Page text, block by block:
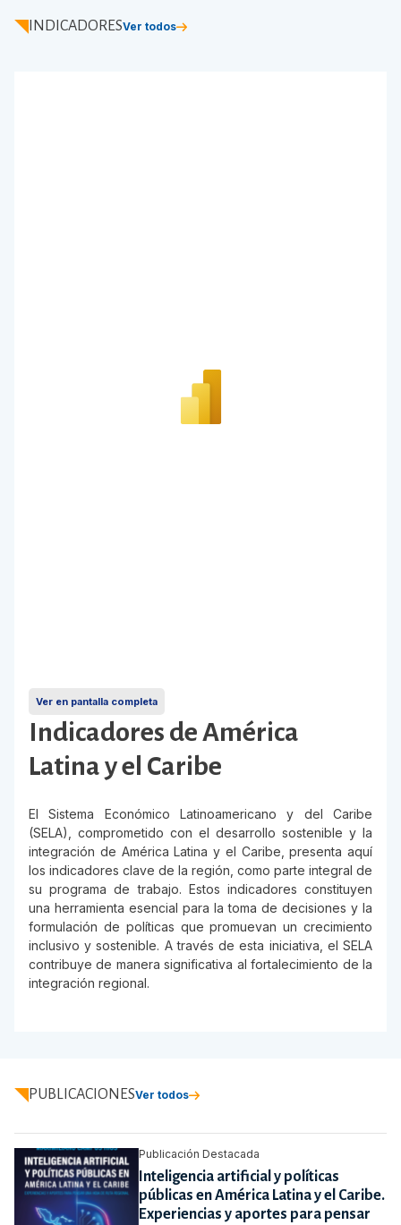
INDICADORESVer todos
Ver en pantalla completa
Indicadores de América
Latina y el Caribe
El Sistema Económico Latinoamericano y del Caribe
(SELA), comprometido con el desarrollo sostenible y la
integración de América Latina y el Caribe, presenta aquí
los indicadores clave de la región, como parte integral de
su programa de trabajo. Estos indicadores constituyen
una herramienta esencial para la toma de decisiones y la
formulación de políticas que promuevan un crecimiento
inclusivo y sostenible. A través de esta iniciativa, el SELA
contribuye de manera significativa al fortalecimiento de la
integración regional.
PUBLICACIONESVer todos
Publicación Destacada
Inteligencia artificial y políticas
públicas en América Latina y el Caribe.
Experiencias y aportes para pensar